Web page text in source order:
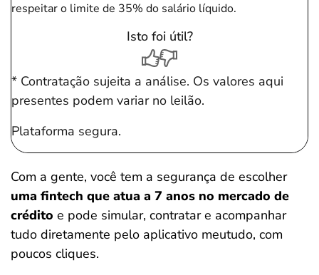
respeitar o limite de 35% do salário líquido.
Isto foi útil?
* Contratação sujeita a análise. Os valores aqui
presentes podem variar no leilão.
Plataforma segura.
Com a gente, você tem a segurança de escolher
uma fintech que atua a 7 anos no mercado de
crédito e pode simular, contratar e acompanhar
tudo diretamente pelo aplicativo meutudo, com
poucos cliques.